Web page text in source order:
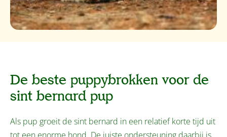
De beste puppybrokken voor de
sint bernard pup
Als pup groeit de sint bernard in een relatief korte tijd uit
tot een enorme hond. De juiste ondersteuning daarbij is